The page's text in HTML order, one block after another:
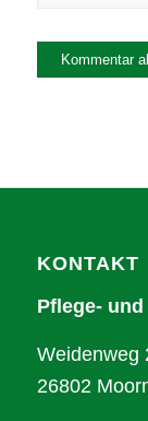
KONTAKT
Pflege-
Weidenweg
26802